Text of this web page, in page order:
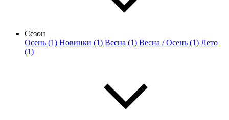
Сезон
Осень (1) Новинки (1) Весна (1) Весна / Осень (1) Лето
(1)